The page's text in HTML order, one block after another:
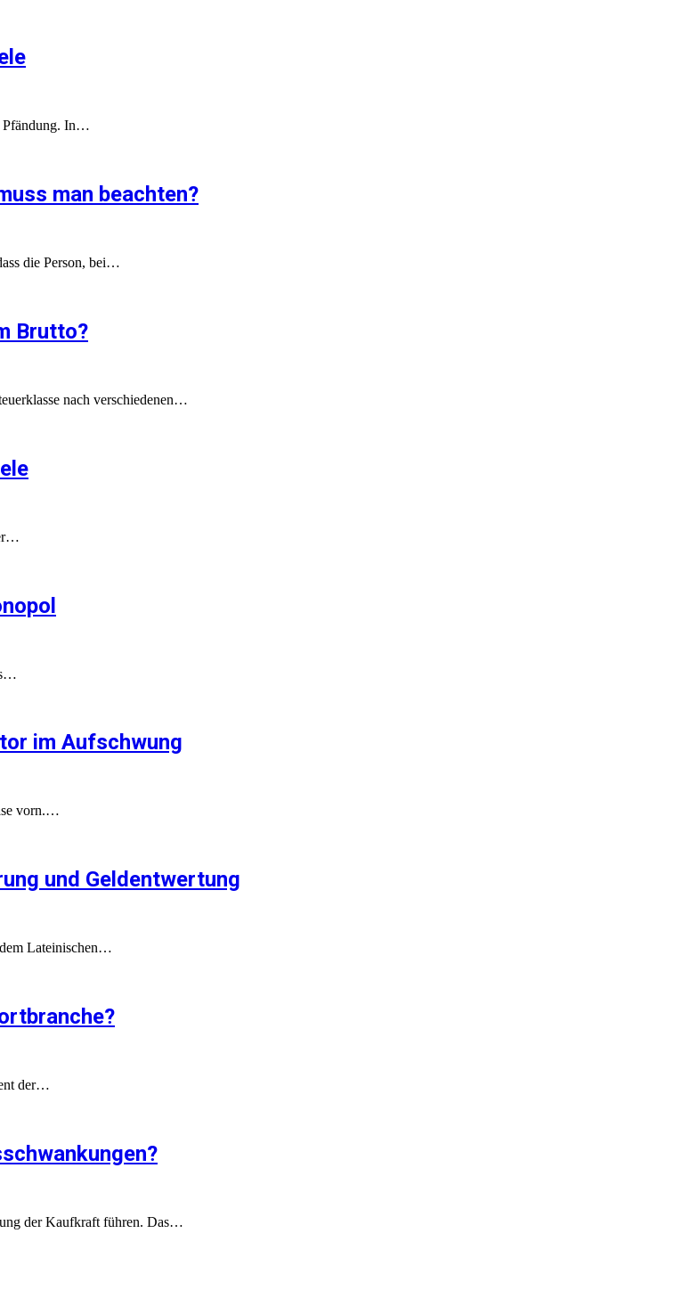
Pfändung. In…
man beachten?
die Person, bei…
Brutto?
nach verschiedenen…
im Aufschwung
vorn.…
und Geldentwertung
Lateinischen…
der…
der Kaufkraft führen. Das…